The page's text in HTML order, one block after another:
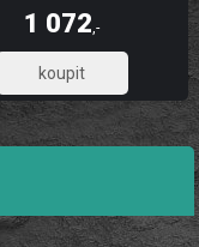
digitálnímu tisku. Skládá se
1 072,-
885,95